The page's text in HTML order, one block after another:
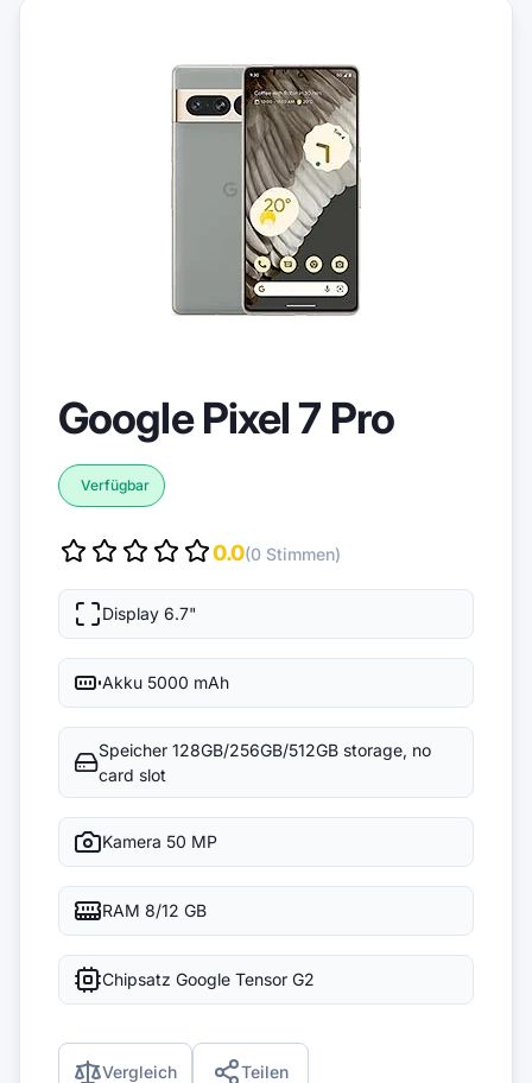
Google Pixel 7 Pro
Verfügbar
0.0(0 Stimmen)
Display 6.7"
Akku 5000 mAh
Speicher 128GB/256GB/512GB storage, no
card slot
Kamera 50 MP
RAM 8/12 GB
Chipsatz Google Tensor G2
Vergleich Teilen